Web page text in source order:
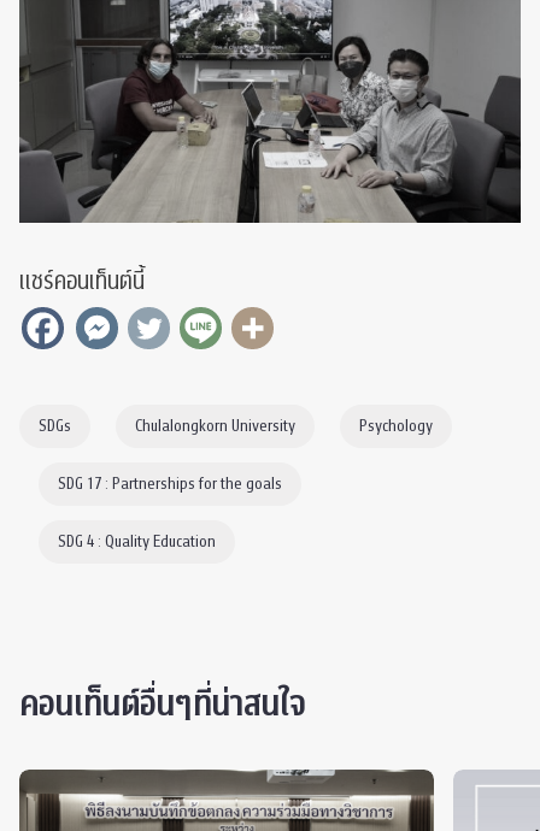
แชร์คอนเท็นต์นี้
SDGs Chulalongkorn University Psychology
SDG 17 : Partnerships for the goals
SDG 4 : Quality Education
คอนเท็นต์อื่นๆที่น่าสนใจ